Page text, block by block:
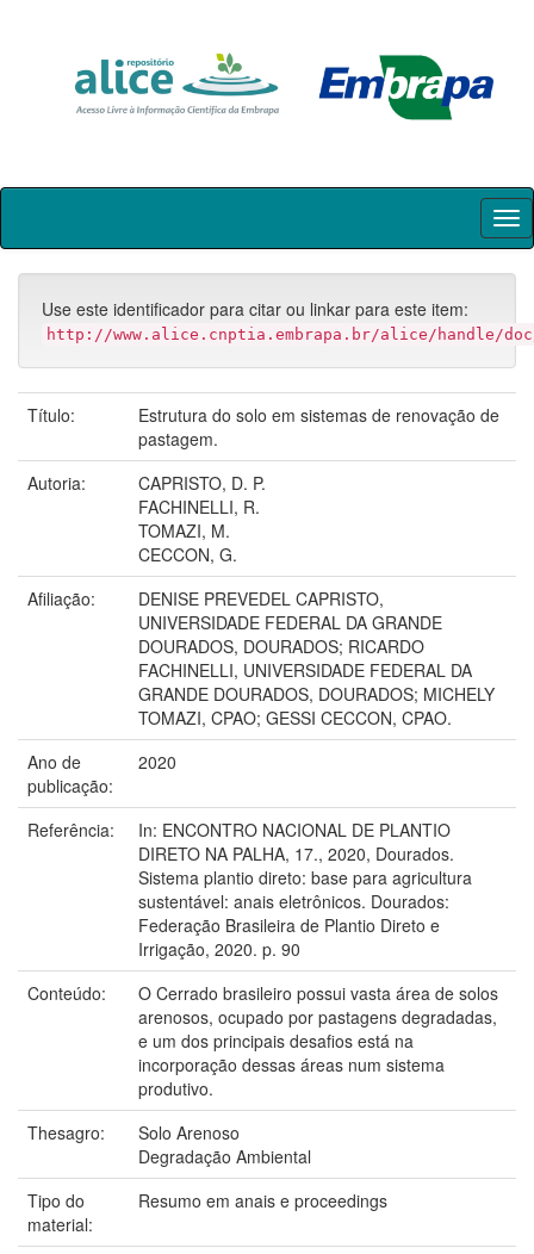
Skip
Use este identificador para citar ou linkar para este item:
http://www.alice.cnptia.embrapa.br/alice/handle/doc/
Título:
Estrutura do solo em sistemas de renovação de
pastagem.
Autoria:
CAPRISTO, D. P.
FACHINELLI, R.
TOMAZI, M.
CECCON, G.
Afiliação:
DENISE PREVEDEL CAPRISTO,
UNIVERSIDADE FEDERAL DA GRANDE
DOURADOS, DOURADOS; RICARDO
FACHINELLI, UNIVERSIDADE FEDERAL DA
GRANDE DOURADOS, DOURADOS; MICHELY
TOMAZI, CPAO; GESSI CECCON, CPAO.
Ano de
publicação:
2020
Referência:
In: ENCONTRO NACIONAL DE PLANTIO
DIRETO NA PALHA, 17., 2020, Dourados.
Sistema plantio direto: base para agricultura
sustentável: anais eletrônicos. Dourados:
Federação Brasileira de Plantio Direto e
Irrigação, 2020. p. 90
Conteúdo:
O Cerrado brasileiro possui vasta área de solos
arenosos, ocupado por pastagens degradadas,
e um dos principais desafios está na
incorporação dessas áreas num sistema
produtivo.
Thesagro:
Solo Arenoso
Degradação Ambiental
Tipo do
material:
Resumo em anais e proceedings